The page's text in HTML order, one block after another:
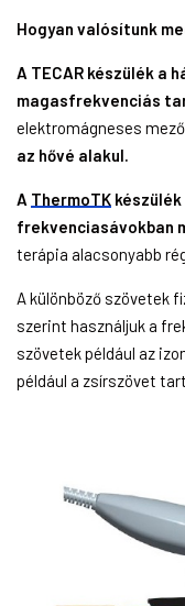
Hogyan valósítunk
A TECAR készülék a
magasfrekvenciás
elektromágneses
az hővé alakul.
A ThermoTK készülék
frekvenciasávokban
terápia alacsonyabb
A különböző szövetek
szerint használjuk a
szövetek például az
például a zsírszövet